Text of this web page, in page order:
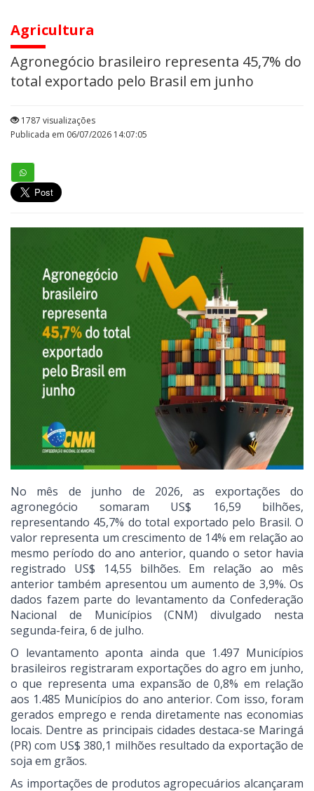
Agricultura
Agronegócio brasileiro representa 45,7% do
total exportado pelo Brasil em junho
1787 visualizações
Publicada em 06/07/2026 14:07:05
No mês de junho de 2026, as exportações do
agronegócio somaram US$ 16,59 bilhões,
representando 45,7% do total exportado pelo Brasil. O
valor representa um crescimento de 14% em relação ao
mesmo período do ano anterior, quando o setor havia
registrado US$ 14,55 bilhões. Em relação ao mês
anterior também apresentou um aumento de 3,9%. Os
dados fazem parte do levantamento da Confederação
Nacional de Municípios (CNM) divulgado nesta
segunda-feira, 6 de julho.
O levantamento aponta ainda que 1.497 Municípios
brasileiros registraram exportações do agro em junho,
o que representa uma expansão de 0,8% em relação
aos 1.485 Municípios do ano anterior. Com isso, foram
gerados emprego e renda diretamente nas economias
locais. Dentre as principais cidades destaca-se Maringá
(PR) com US$ 380,1 milhões resultado da exportação de
soja em grãos.
As importações de produtos agropecuários alcançaram